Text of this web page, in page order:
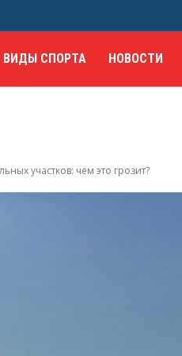
ВИДЫ СПОРТА НОВОСТИ
участков: чем это грозит?